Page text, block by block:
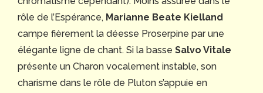
rôle de l’Espérance, Marianne Beate Kielland
campe fièrement la déesse Proserpine par une
élégante ligne de chant. Si la basse Salvo Vitale
présente un Charon vocalement instable, son
charisme dans le rôle de Pluton s’appuie en